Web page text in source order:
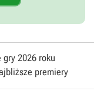
gry 2026 roku
premiery